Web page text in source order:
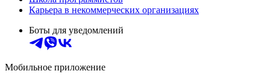
Карьера в некоммерческих организациях
Боты для уведомлений
Мобильное приложение